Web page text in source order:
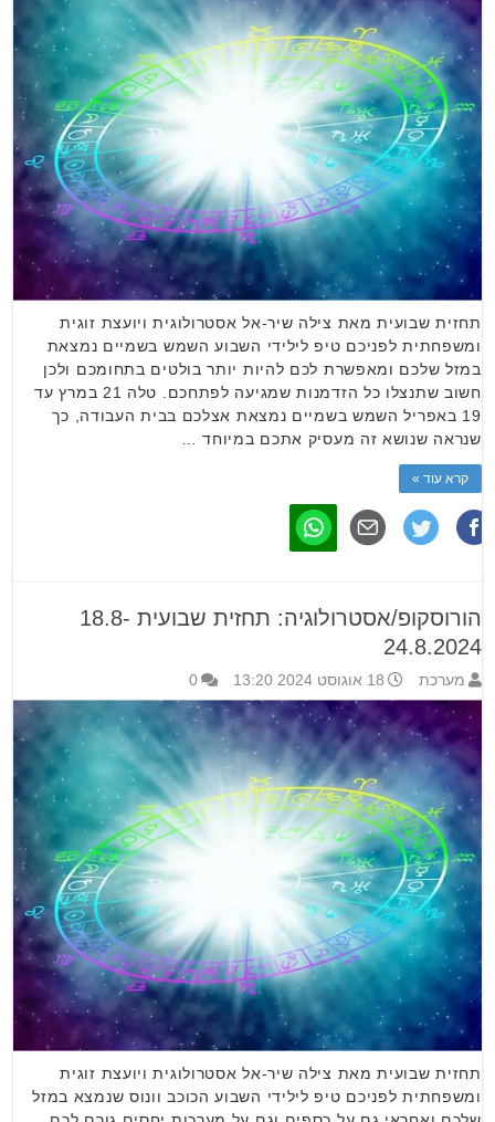
תחזית שבועית מאת צילה שיר-אל אסטרולוגית ויועצת זוגית
ומשפחתית לפניכם טיפ לילידי השבוע השמש בשמיים נמצאת
במזל שלכם ומאפשרת לכם להיות יותר בולטים בתחומכם ולכן
חשוב שתנצלו כל הזדמנות שמגיעה לפתחכם. טלה 21 במרץ עד
19 באפריל השמש בשמיים נמצאת אצלכם בבית העבודה, כך
שנראה שנושא זה מעסיק אתכם במיוחד …
קרא עוד »
הורוסקופ/אסטרולוגיה: תחזית שבועית 18.8-
24.8.2024
מערכת 18 אוגוסט 2024 13:20 0
תחזית שבועית מאת צילה שיר-אל אסטרולוגית ויועצת זוגית
ומשפחתית לפניכם טיפ לילידי השבוע הכוכב וונוס שנמצא במזל